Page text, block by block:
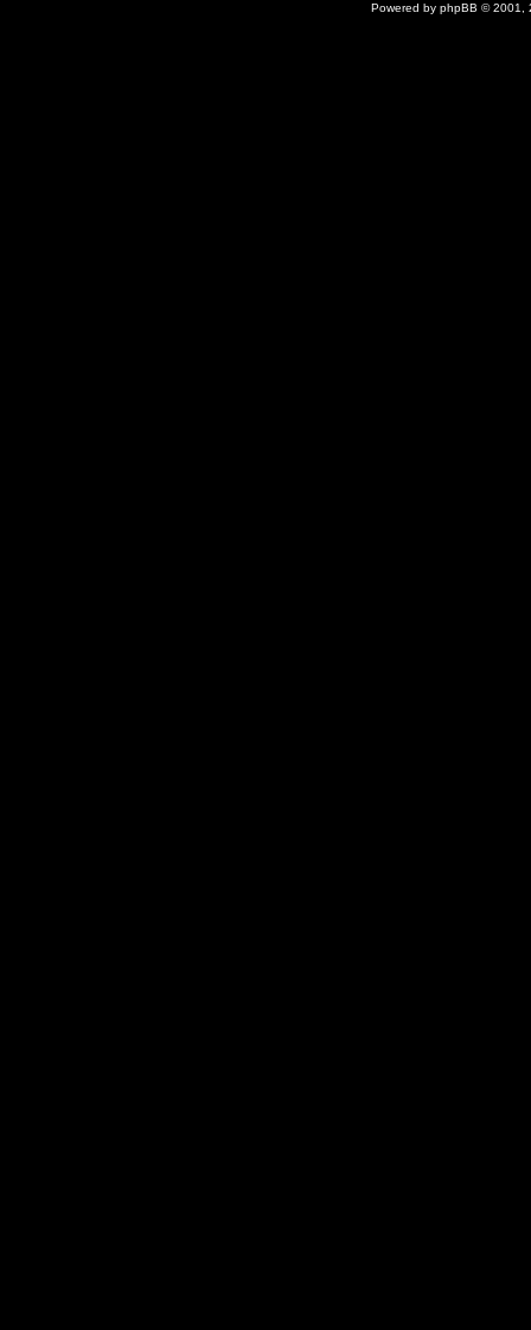
Powered by phpBB © 2001,